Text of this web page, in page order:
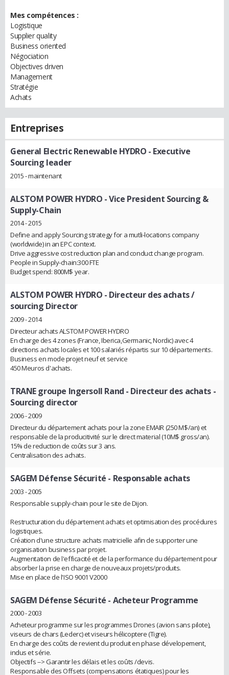
Mes compétences :
Logistique
Supplier quality
Business oriented
Négociation
Objectives driven
Management
Stratégie
Achats
Entreprises
General Electric Renewable HYDRO - Executive
Sourcing leader
2015 - maintenant
ALSTOM POWER HYDRO - Vice President Sourcing &
Supply-Chain
2014 - 2015
Define and apply Sourcing strategy for a mutli-locations company
(worldwide) in an EPC context.
Drive aggressive cost reduction plan and conduct change program.
People in Supply-chain:300 FTE
Budget spend: 800M$ year.
ALSTOM POWER HYDRO - Directeur des achats /
sourcing Director
2009 - 2014
Directeur achats ALSTOM POWER HYDRO
En charge des 4 zones (France, Iberica,Germanic, Nordic) avec 4
directions achats locales et 100 salariés répartis sur 10 départements.
Business en mode projet neuf et service
450 Meuros d'achats.
TRANE groupe Ingersoll Rand - Directeur des achats -
Sourcing director
2006 - 2009
Directeur du département achats pour la zone EMAIR (250 M$/an) et
responsable de la producitivité sur le direct material (10M$ gross/an).
15% de reduction de coûts sur 3 ans.
Centralisation des achats.
SAGEM Défense Sécurité - Responsable achats
2003 - 2005
Responsable supply-chain pour le site de Dijon.
Restructuration du département achats et optimisation des procédures
logistiques.
Création d'une structure achats matricielle afin de supporter une
organisation business par projet.
Augmentation de l'efficacité et de la performance du département pour
absorber la prise en charge de nouveaux projets/produits.
Mise en place de l'ISO 9001 V2000
SAGEM Défense Sécurité - Acheteur Programme
2000 - 2003
Acheteur programme sur les programmes Drones (avion sans pilote),
viseurs de chars (Leclerc) et viseurs hélicoptere (Tigre).
En charge des coûts de revient du produit en phase dévelopement,
indus et série.
Objectifs --> Garantir les délais et les coûts /devis.
Responsable des Offsets (compensations étatiques) pour les